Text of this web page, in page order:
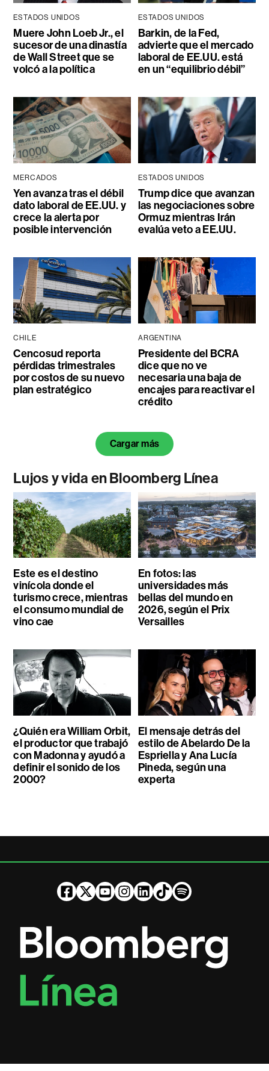
ESTADOS UNIDOS
Muere John Loeb Jr., el
sucesor de una dinastía
de Wall Street que se
volcó a la política
ESTADOS UNIDOS
Barkin, de la Fed,
advierte que el mercado
laboral de EE.UU. está
en un “equilibrio débil”
MERCADOS
Yen avanza tras el débil
dato laboral de EE.UU. y
crece la alerta por
posible intervención
ESTADOS UNIDOS
Trump dice que avanzan
las negociaciones sobre
Ormuz mientras Irán
evalúa veto a EE.UU.
CHILE
Cencosud reporta
pérdidas trimestrales
por costos de su nuevo
plan estratégico
ARGENTINA
Presidente del BCRA
dice que no ve
necesaria una baja de
encajes para reactivar el
crédito
Cargar más
Lujos y vida en Bloomberg Línea
Este es el destino
vinícola donde el
turismo crece, mientras
el consumo mundial de
vino cae
En fotos: las
universidades más
bellas del mundo en
2026, según el Prix
Versailles
¿Quién era William Orbit,
el productor que trabajó
con Madonna y ayudó a
definir el sonido de los
2000?
El mensaje detrás del
estilo de Abelardo De la
Espriella y Ana Lucía
Pineda, según una
experta